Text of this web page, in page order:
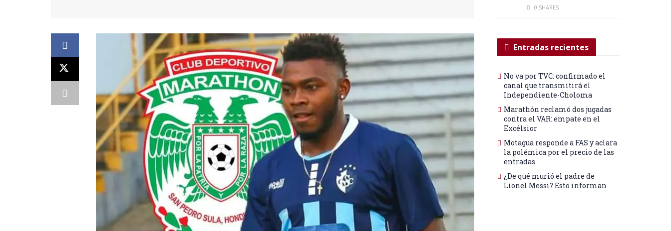
0 SHARES
Entradas recientes
No va por TVC: confirmado el
canal que transmitirá el
Independiente-Choloma
Marathón reclamó dos jugadas
contra el VAR: empate en el
Excélsior
Motagua responde a FAS y aclara
la polémica por el precio de las
entradas
¿De qué murió el padre de
Lionel Messi? Esto informan